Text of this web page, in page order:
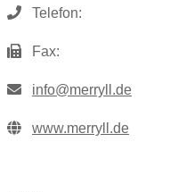
Telefon:
Fax:
info@merryll.de
www.merryll.de